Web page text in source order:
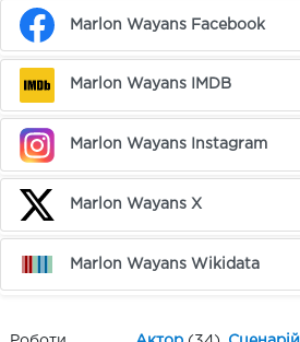
Marlon Wayans Facebook
Marlon Wayans IMDB
Marlon Wayans Instagram
Marlon Wayans X
Marlon Wayans Wikidata